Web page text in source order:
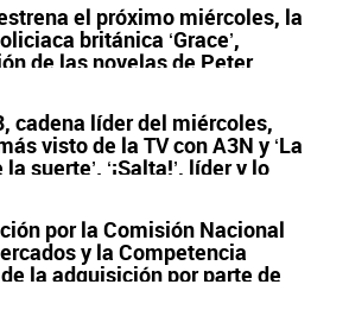
el próximo miércoles, la
británica ‘Grace’,
de las novelas de Peter
cadena líder del miércoles,
visto de la TV con A3N y ‘La
suerte’. ‘¡Salta!’, líder y lo
por la Comisión Nacional
y la Competencia
la adquisición por parte de